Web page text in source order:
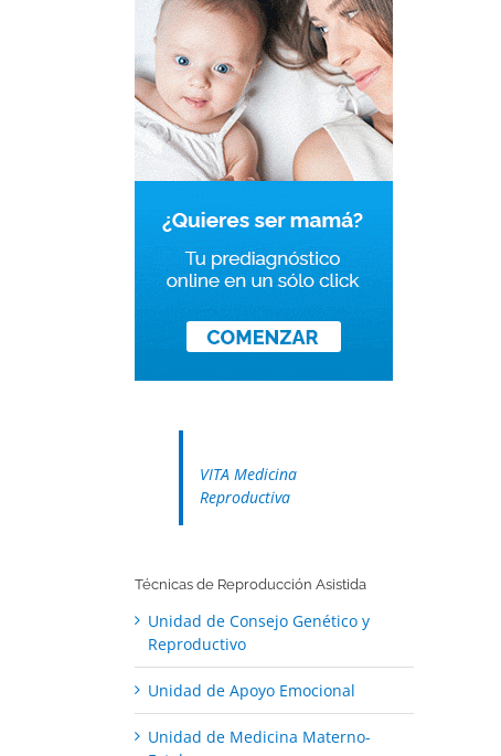
VITA Medicina
Reproductiva
Técnicas de Reproducción Asistida
Unidad de Consejo Genético y
Reproductivo
Unidad de Apoyo Emocional
Unidad de Medicina Materno-